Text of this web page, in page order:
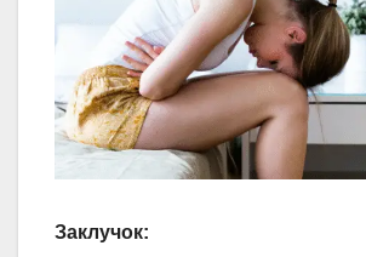
Заклучок: